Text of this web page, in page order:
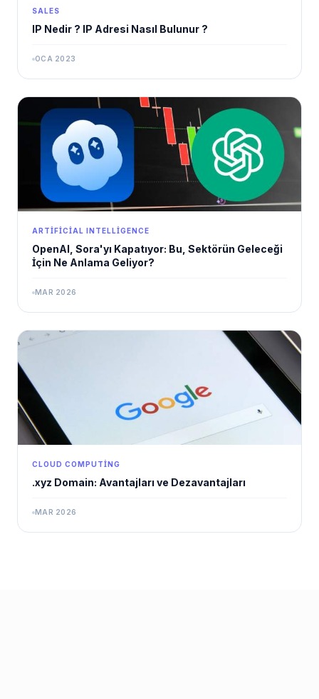
SALES
IP Nedir ? IP Adresi Nasıl Bulunur ?
OCA 2023
ARTIFICIAL INTELLIGENCE
OpenAI, Sora'yı Kapatıyor: Bu, Sektörün Geleceği
İçin Ne Anlama Geliyor?
MAR 2026
CLOUD COMPUTING
.xyz Domain: Avantajları ve Dezavantajları
MAR 2026